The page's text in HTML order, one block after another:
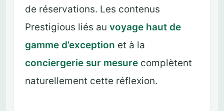
de réservations. Les contenus
Prestigious liés au voyage haut de
gamme d’exception et à la
conciergerie sur mesurecomplètent
naturellement cette réflexion.